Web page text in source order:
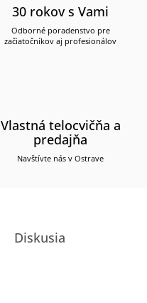
30 rokov s Vami
Odborné poradenstvo pre
začiatočníkov aj profesionálov
Vlastná telocvičňa a
predajňa
Navštívte nás v Ostrave
Diskusia